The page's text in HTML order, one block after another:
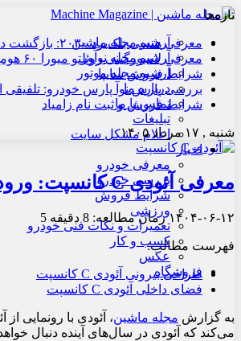
آرشیو مجله ماشین
آرشیو مجله نوآور
آرشیو مجله موتور
درباره ما
تماس با ما
تبلیغات
اعلام مشکل سایت
اخبار
معرفی خودرو
بررسی خودرو
شرایط فروش
ورزشی
تعمیرات و نکات فنی خودرو
کسب و کار
عکس
فروشگاه
تازه‌ها
معرفی هنسی بلک‌برد ۲۰۳۰: بازگشت دنیای آنالوگ
معرفی لامبورگینی روئلتو میورا ۶۰ هومج ۲۰۲۶: پرچم‌دار هیبریدی
شرایط فروش سایپا
بررسی پارس نوآ پارس خودرو: تلفیقی
شرایط فروش و ثبت نام زامیاد
شنبه , ۱۷ مرداد ۱۴۰۵
معرفی آئودی C کانسپت: ورود به عصر جدید طراحی
۱۴۰۴-۰۶-۱۲زمان مطالعه: 8 دقیقه
فهرست مطالب:
طراحی بیرونی آئودی C کانسپت
فضای داخلی آئودی C کانسپت
به گزارش مجله ماشین
می‌کند که آئودی در سال‌های آینده دنبال